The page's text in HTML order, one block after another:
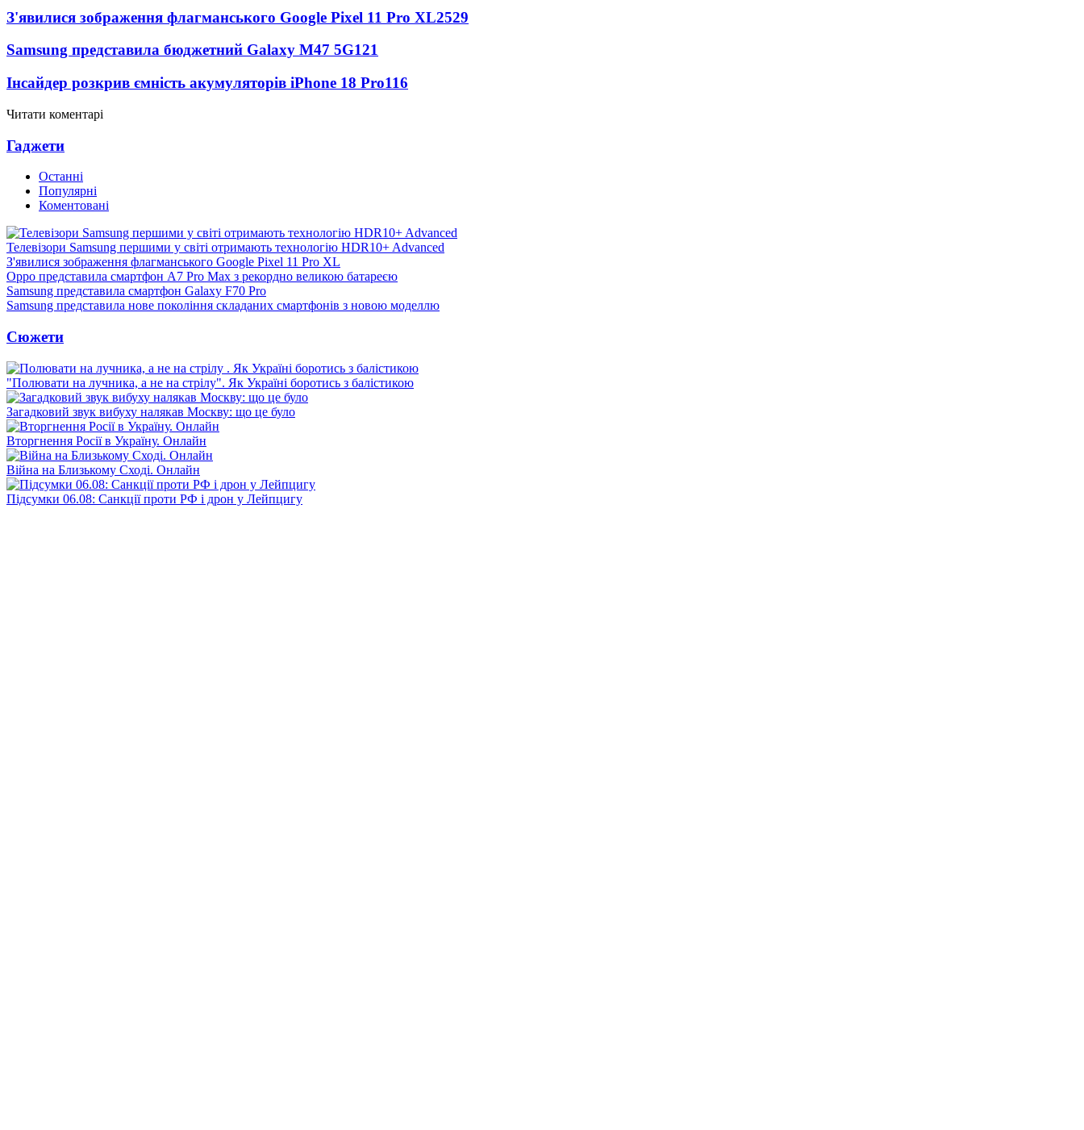
З'явилися зображення флагманського Google Pixel 11 Pro XL2529
Samsung представила бюджетний Galaxy M47 5G121
Інсайдер розкрив ємність акумуляторів iPhone 18 Pro116
Читати коментарі
Гаджети
Останні
Популярні
Коментовані
Телевізори Samsung першими у світі отримають технологію HDR10+ Advanced
З'явилися зображення флагманського Google Pixel 11 Pro XL
Oppo представила смартфон A7 Pro Max з рекордно великою батареєю
Samsung представила смартфон Galaxy F70 Pro
Samsung представила нове покоління складаних смартфонів з новою моделлю
Сюжети
"Полювати на лучника, а не на стрілу". Як Україні боротись з балістикою
Загадковий звук вибуху налякав Москву: що це було
Вторгнення Росії в Україну. Онлайн
Війна на Близькому Сході. Онлайн
Підсумки 06.08: Санкції проти РФ і дрон у Лейпцигу